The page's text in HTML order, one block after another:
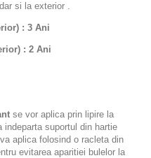
si la exterior .
: 3 Ani
) : 2 Ani
se vor aplica prin lipire la
suportul din hartie
aplica folosind o racleta din
evitarea aparitiei bulelor la